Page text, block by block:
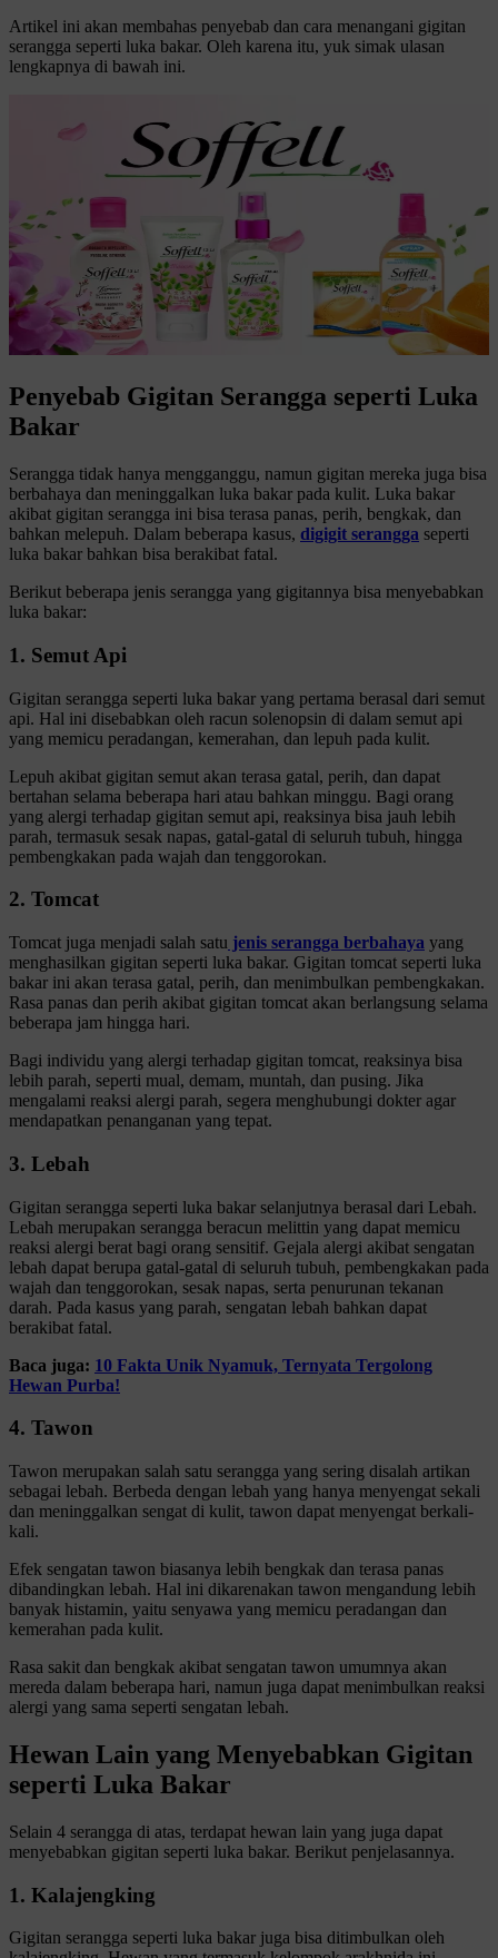
Artikel ini akan membahas penyebab dan cara menangani gigitan
serangga seperti luka bakar. Oleh karena itu, yuk simak ulasan
lengkapnya di bawah ini.
Penyebab Gigitan Serangga seperti Luka
Bakar
Serangga tidak hanya mengganggu, namun gigitan mereka juga bisa
berbahaya dan meninggalkan luka bakar pada kulit. Luka bakar
akibat gigitan serangga ini bisa terasa panas, perih, bengkak, dan
bahkan melepuh. Dalam beberapa kasus, digigit serangga seperti
luka bakar bahkan bisa berakibat fatal.
Berikut beberapa jenis serangga yang gigitannya bisa menyebabkan
luka bakar:
1. Semut Api
Gigitan serangga seperti luka bakar yang pertama berasal dari semut
api. Hal ini disebabkan oleh racun solenopsin di dalam semut api
yang memicu peradangan, kemerahan, dan lepuh pada kulit.
Lepuh akibat gigitan semut akan terasa gatal, perih, dan dapat
bertahan selama beberapa hari atau bahkan minggu. Bagi orang
yang alergi terhadap gigitan semut api, reaksinya bisa jauh lebih
parah, termasuk sesak napas, gatal-gatal di seluruh tubuh, hingga
pembengkakan pada wajah dan tenggorokan.
2. Tomcat
Tomcat juga menjadi salah satu jenis serangga berbahaya yang
menghasilkan gigitan seperti luka bakar. Gigitan tomcat seperti luka
bakar ini akan terasa gatal, perih, dan menimbulkan pembengkakan.
Rasa panas dan perih akibat gigitan tomcat akan berlangsung selama
beberapa jam hingga hari.
Bagi individu yang alergi terhadap gigitan tomcat, reaksinya bisa
lebih parah, seperti mual, demam, muntah, dan pusing. Jika
mengalami reaksi alergi parah, segera menghubungi dokter agar
mendapatkan penanganan yang tepat.
3. Lebah
Gigitan serangga seperti luka bakar selanjutnya berasal dari Lebah.
Lebah merupakan serangga beracun melittin yang dapat memicu
reaksi alergi berat bagi orang sensitif. Gejala alergi akibat sengatan
lebah dapat berupa gatal-gatal di seluruh tubuh, pembengkakan pada
wajah dan tenggorokan, sesak napas, serta penurunan tekanan
darah. Pada kasus yang parah, sengatan lebah bahkan dapat
berakibat fatal.
Baca juga: 10 Fakta Unik Nyamuk, Ternyata Tergolong
Hewan Purba!
4. Tawon
Tawon merupakan salah satu serangga yang sering disalah artikan
sebagai lebah. Berbeda dengan lebah yang hanya menyengat sekali
dan meninggalkan sengat di kulit, tawon dapat menyengat berkali-
kali.
Efek sengatan tawon biasanya lebih bengkak dan terasa panas
dibandingkan lebah. Hal ini dikarenakan tawon mengandung lebih
banyak histamin, yaitu senyawa yang memicu peradangan dan
kemerahan pada kulit.
Rasa sakit dan bengkak akibat sengatan tawon umumnya akan
mereda dalam beberapa hari, namun juga dapat menimbulkan reaksi
alergi yang sama seperti sengatan lebah.
Hewan Lain yang Menyebabkan Gigitan
seperti Luka Bakar
Selain 4 serangga di atas, terdapat hewan lain yang juga dapat
menyebabkan gigitan seperti luka bakar. Berikut penjelasannya.
1. Kalajengking
Gigitan serangga seperti luka bakar juga bisa ditimbulkan oleh